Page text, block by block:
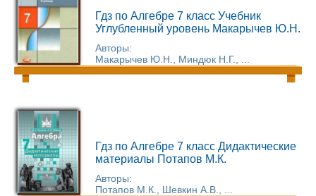
Гдз по Алгебре 7 класс Учебник
Углубленный уровень Макарычев Ю.Н.
Авторы:
Макарычев Ю.Н., Миндюк Н.Г., ...
Гдз по Алгебре 7 класс Дидактические
материалы Потапов М.К.
Авторы:
Потапов М.К., Шевкин А.В., ...